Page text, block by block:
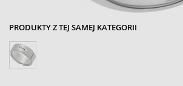
PRODUKTY Z TEJ SAMEJ KATEGORII